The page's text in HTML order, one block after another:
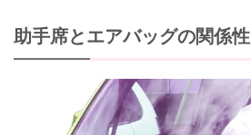
助手席とエアバッグの関係性